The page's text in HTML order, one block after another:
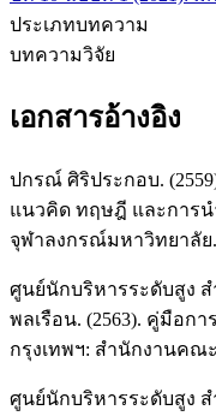
ประเภทบทความ
บทความวิจัย
เอกสารอ้างอิง
ปกรณ์ ศิริประกอบ.
แนวคิด ทฤษฎี และการน
จุฬาลงกรณ์มหาวิทยาลัย.
ศูนย์นักบริหารระดับสูง
พลเรือน. (2563). คู่มือก
กรุงเทพฯ: สำนักงานคณ
ศูนย์นักบริหารระดับสูง